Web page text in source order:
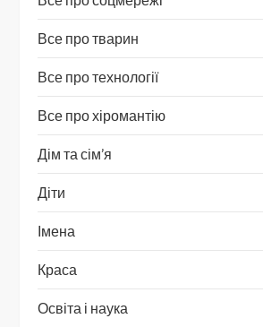
Все про тварин
Все про технології
Все про хіромантію
Дім та сім’я
Діти
Імена
Краса
Освіта і наука